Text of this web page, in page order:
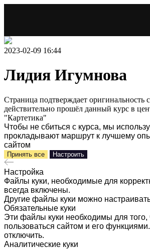
2023-02-09 16:44
Лидия Игумнова
Страница подтверждает оригинальность
действительно прошёл данный курс в
"Картетика"
Чтобы не сбиться с курса, мы
прокладывают маршрут к лучшему
сайтом
Принять все Настроить
Настройка
Файлы куки, необходимые для
всегда включены.
Другие файлы куки можно
Обязательные куки
Эти файлы куки необходимы для
пользоваться сайтом и его
отключить.
Аналитические куки